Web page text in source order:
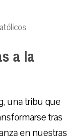
a la
una tribu que
tras
en nuestras